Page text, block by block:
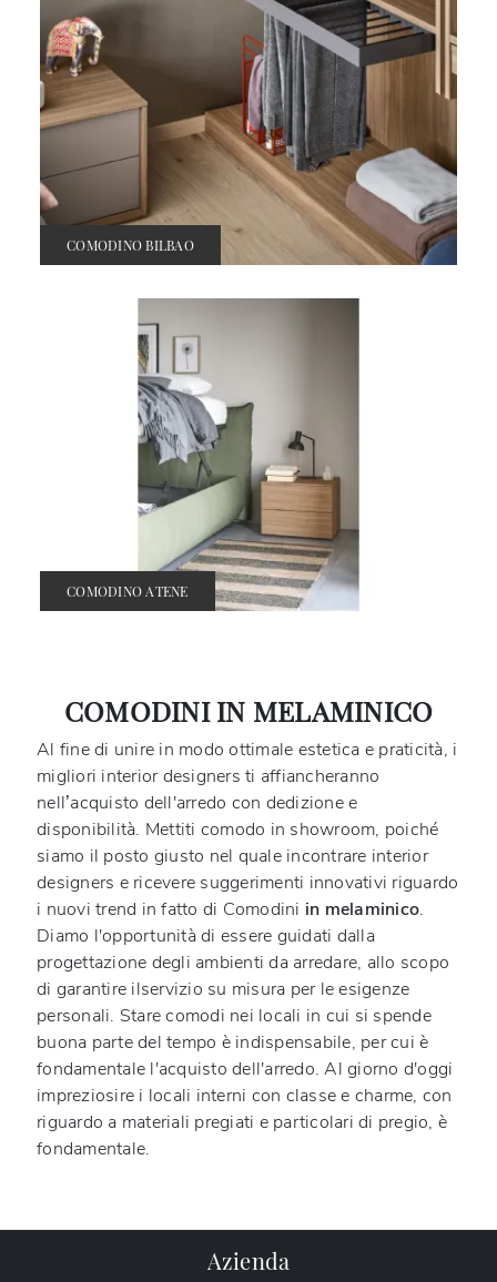
COMODINO BILBAO
COMODINO ATENE
COMODINI IN MELAMINICO
Al fine di unire in modo ottimale estetica e praticità, i
migliori interior designers ti affiancheranno
nell’acquisto dell'arredo con dedizione e
disponibilità. Mettiti comodo in showroom, poiché
siamo il posto giusto nel quale incontrare interior
designers e ricevere suggerimenti innovativi riguardo
i nuovi trend in fatto di Comodini in melaminico.
Diamo l'opportunità di essere guidati dalla
progettazione degli ambienti da arredare, allo scopo
di garantire ilservizio su misura per le esigenze
personali. Stare comodi nei locali in cui si spende
buona parte del tempo è indispensabile, per cui è
fondamentale l'acquisto dell'arredo. Al giorno d'oggi
impreziosire i locali interni con classe e charme, con
riguardo a materiali pregiati e particolari di pregio, è
fondamentale.
Azienda